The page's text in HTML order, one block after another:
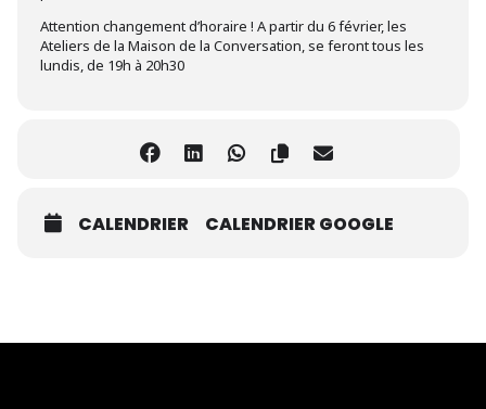
Attention changement d’horaire ! A partir du 6 février, les
Ateliers de la Maison de la Conversation, se feront tous les
lundis, de 19h à 20h30
CALENDRIER CALENDRIER GOOGLE